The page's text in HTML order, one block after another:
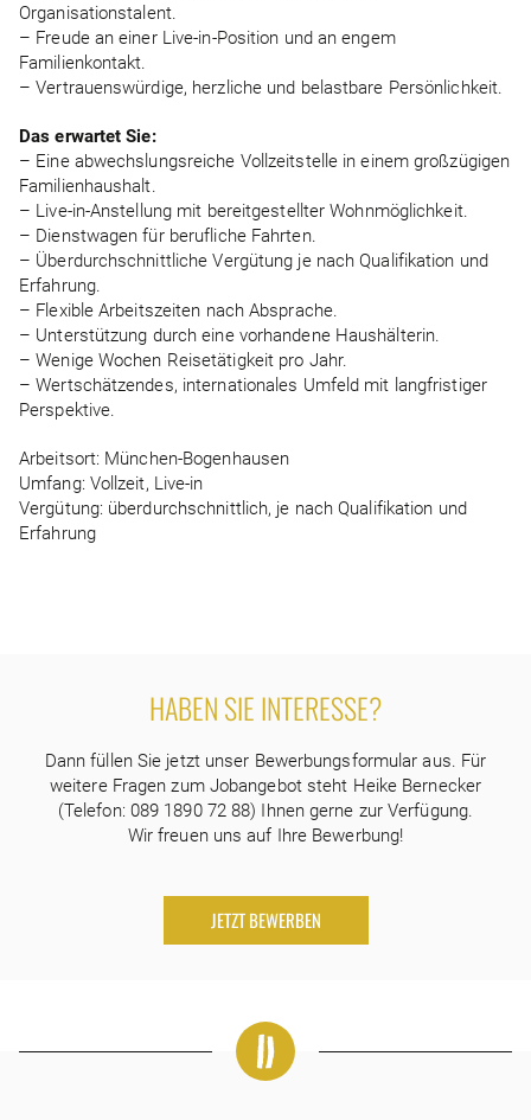
Organisationstalent.
– Freude an einer Live-in-Position und an engem
Familienkontakt.
– Vertrauenswürdige, herzliche und belastbare Persönlichkeit.
Das erwartet Sie:
– Eine abwechslungsreiche Vollzeitstelle in einem großzügigen
Familienhaushalt.
– Live-in-Anstellung mit bereitgestellter Wohnmöglichkeit.
– Dienstwagen für berufliche Fahrten.
– Überdurchschnittliche Vergütung je nach Qualifikation und
Erfahrung.
– Flexible Arbeitszeiten nach Absprache.
– Unterstützung durch eine vorhandene Haushälterin.
– Wenige Wochen Reisetätigkeit pro Jahr.
– Wertschätzendes, internationales Umfeld mit langfristiger
Perspektive.
Arbeitsort: München-Bogenhausen
Umfang: Vollzeit, Live-in
Vergütung: überdurchschnittlich, je nach Qualifikation und
Erfahrung
HABEN SIE INTERESSE?
Dann füllen Sie jetzt unser Bewerbungsformular aus. Für
weitere Fragen zum Jobangebot steht Heike Bernecker
(Telefon: 089 1890 72 88) Ihnen gerne zur Verfügung.
Wir freuen uns auf Ihre Bewerbung!
JETZT BEWERBEN